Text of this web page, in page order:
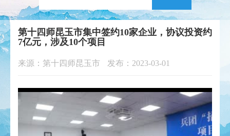
第十四师昆玉市集中签约10家企业，协议投资约
7亿元，涉及10个项目
来源：第十四师昆玉市 发布：2023-03-01